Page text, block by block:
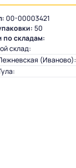
00-00003421
50
по складам:
склад:
(Иваново):